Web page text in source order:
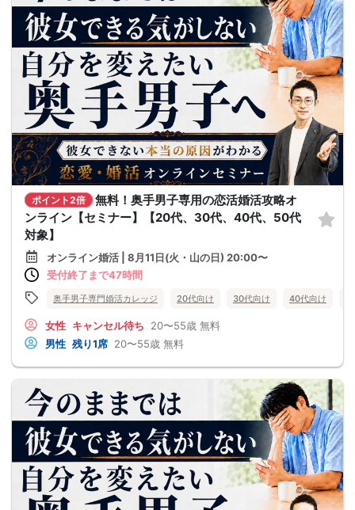
ポイント2倍
無料！奥手男子専用の恋活婚活攻略オ
ンライン【セミナー】【20代、30代、40代、50代
対象】
オンライン婚活 | 8月11日(火・山の日) 20:00〜
受付終了まで47時間
奥手男子専門婚活カレッジ 20代向け 30代向け 40代向け
女性 キャンセル待ち 20〜55歳 無料
男性 残り1席 20〜55歳 無料